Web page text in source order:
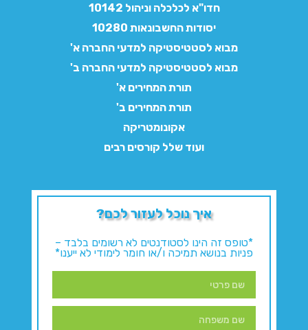
חדו"א לכלכלה וניהול 10142
יסודות החשבונאות 10280
מבוא לסטטיסטיקה למדעי החברה א'
מבוא לסטטיסטיקה למדעי החברה ב'
תורת המחירים א'
תורת המחירים ב'
אקונומטריקה
ועוד שלל קורסים רבים
איך נוכל לעזור לכם?
*טופס זה הינו לסטודנטים לא רשומים בלבד –
פניות בנושא תמיכה ו/או חומר לימודי לא ייענו*